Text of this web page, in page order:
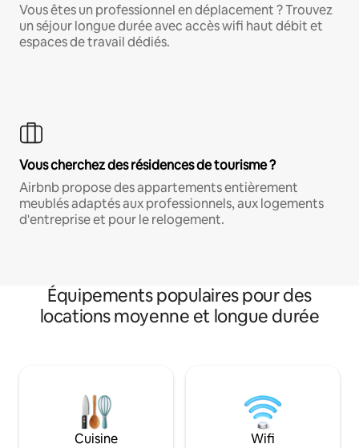
Vous êtes un professionnel en déplacement ? Trouvez
un séjour longue durée avec accès wifi haut débit et
espaces de travail dédiés.
Vous cherchez des résidences de tourisme ?
Airbnb propose des appartements entièrement
meublés adaptés aux professionnels, aux logements
d'entreprise et pour le relogement.
Équipements populaires pour des
locations moyenne et longue durée
Cuisine Wifi